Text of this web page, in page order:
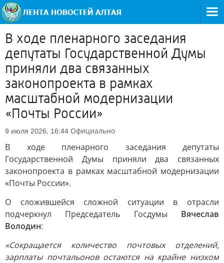
В ходе пленарного заседания
депутаты Государственной Думы
приняли два связанных
законопроекта в рамках
масштабной модернизации
«Почты России»
9 июля 2026, 16:44 Официально
В ходе пленарного заседания депутаты
Государственной Думы приняли два связанных
законопроекта в рамках масштабной модернизации
«Почты России».
О сложившейся сложной ситуации в отрасли
подчеркнул Председатель Госдумы Вячеслав
Володин:
«Сокращается количество почтовых отделений,
зарплаты почтальонов остаются на крайне низком